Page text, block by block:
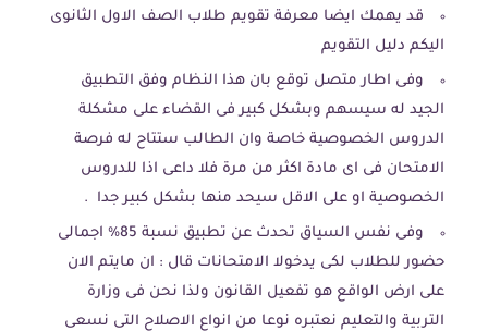
قد يهمك ايضا معرفة تقويم طلاب الصف الاول الثانوى
اليكم دليل التقويم
وفى اطار متصل توقع بان هذا النظام وفق التطبيق
الجيد له سيسهم وبشكل كبير فى القضاء على مشكلة
الدروس الخصوصية خاصة وان الطالب ستتاح له فرصة
الامتحان فى اى مادة اكثر من مرة فلا داعى اذا للدروس
الخصوصية او على الاقل سيحد منها بشكل كبير جدا .
وفى نفس السياق تحدث عن تطبيق نسبة 85% اجمالى
حضور للطلاب لكى يدخولا الامتحانات قال : ان مايتم الان
على ارض الواقع هو تفعيل القانون ولذا نحن فى وزارة
التربية والتعليم نعتبره نوعا من انواع الاصلاح التى نسعى